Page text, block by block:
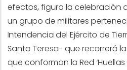
efectos, figura la celebración
un grupo de militares
Intendencia del Ejército de
Santa Teresa- que recorrerá
que conforman la Red